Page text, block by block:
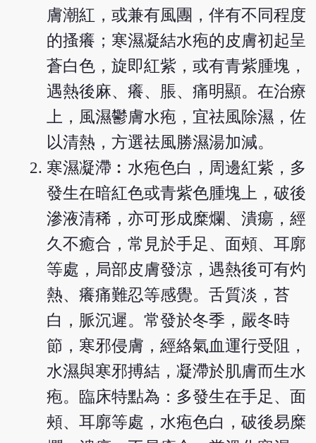
膚潮紅，或兼有風團，伴有不同程度
的搔癢；寒濕凝結水疱的皮膚初起呈
蒼白色，旋即紅紫，或有青紫腫塊，
遇熱後麻、癢、脹、痛明顯。在治療
上，風濕鬱膚水疱，宜祛風除濕，佐
以清熱，方選祛風勝濕湯加減。
寒濕凝滯︰水疱色白，周邊紅紫，多
發生在暗紅色或青紫色腫塊上，破後
滲液清稀，亦可形成糜爛、潰瘍，經
久不癒合，常見於手足、面頰、耳廓
等處，局部皮膚發涼，遇熱後可有灼
熱、癢痛難忍等感覺。舌質淡，苔
白，脈沉遲。常發於冬季，嚴冬時
節，寒邪侵膚，經絡氣血運行受阻，
水濕與寒邪搏結，凝滯於肌膚而生水
疱。臨床特點為：多發生在手足、面
頰、耳廓等處，水疱色白，破後易糜